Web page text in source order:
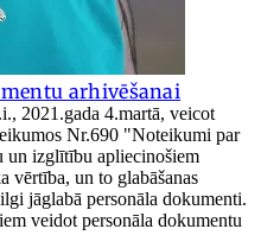
arhivēšanai
2021.gada 4.martā, veicot
Nr.690 "Noteikumi par
un izglītību apliecinošiem
vērtība, un to glabāšanas
jāglabā personāla dokumenti.
veidot personāla dokumentu